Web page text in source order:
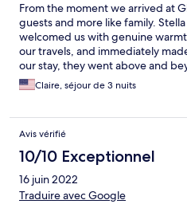
From the moment we arrived at
guests and more like family.
welcomed us with genuine
our travels, and immediately
our stay, they went above and
recommendations, checking in to
we needed, and always greeting
and that level of hospitality is
often. The hotel itself is
views that we looked forward to
is the perfect combination of
Greek hospitality. Stella and her
special, and we are so grateful
Claire, séjour de 3 nuits
Avis vérifié
10/10 Exceptionnel
16 juin 2022
Traduire avec Google